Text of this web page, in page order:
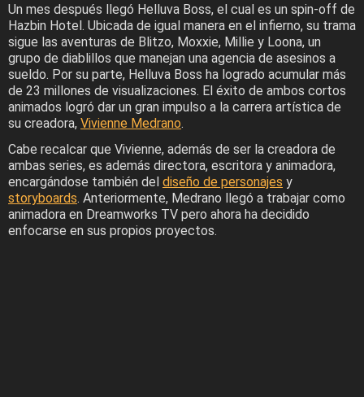
Un mes después llegó Helluva Boss, el cual es un spin-off de
Hazbin Hotel. Ubicada de igual manera en el infierno, su trama
sigue las aventuras de Blitzo, Moxxie, Millie y Loona, un
grupo de diablillos que manejan una agencia de asesinos a
sueldo. Por su parte, Helluva Boss ha logrado acumular más
de 23 millones de visualizaciones. El éxito de ambos cortos
animados logró dar un gran impulso a la carrera artística de
su creadora, Vivienne Medrano.
Cabe recalcar que Vivienne, además de ser la creadora de
ambas series, es además directora, escritora y animadora,
encargándose también del diseño de personajes y
storyboards. Anteriormente, Medrano llegó a trabajar como
animadora en Dreamworks TV pero ahora ha decidido
enfocarse en sus propios proyectos.